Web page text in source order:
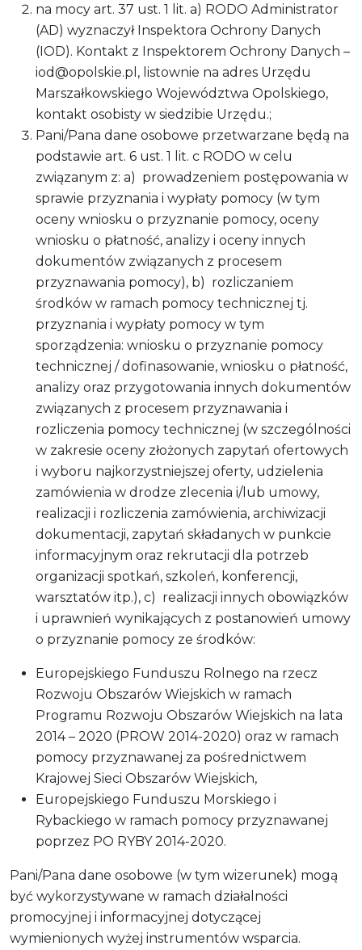
na mocy art. 37 ust. 1 lit. a) RODO Administrator
(AD) wyznaczył Inspektora Ochrony Danych
(IOD). Kontakt z Inspektorem Ochrony Danych –
iod@opolskie.pl, listownie na adres Urzędu
Marszałkowskiego Województwa Opolskiego,
kontakt osobisty w siedzibie Urzędu.;
Pani/Pana dane osobowe przetwarzane będą na
podstawie art. 6 ust. 1 lit. c RODO w celu
związanym z: a) prowadzeniem postępowania w
sprawie przyznania i wypłaty pomocy (w tym
oceny wniosku o przyznanie pomocy, oceny
wniosku o płatność, analizy i oceny innych
dokumentów związanych z procesem
przyznawania pomocy), b) rozliczaniem
środków w ramach pomocy technicznej tj.
przyznania i wypłaty pomocy w tym
sporządzenia: wniosku o przyznanie pomocy
technicznej / dofinasowanie, wniosku o płatność,
analizy oraz przygotowania innych dokumentów
związanych z procesem przyznawania i
rozliczenia pomocy technicznej (w szczególności
w zakresie oceny złożonych zapytań ofertowych
i wyboru najkorzystniejszej oferty, udzielenia
zamówienia w drodze zlecenia i/lub umowy,
realizacji i rozliczenia zamówienia, archiwizacji
dokumentacji, zapytań składanych w punkcie
informacyjnym oraz rekrutacji dla potrzeb
organizacji spotkań, szkoleń, konferencji,
warsztatów itp.), c) realizacji innych obowiązków
i uprawnień wynikających z postanowień umowy
o przyznanie pomocy ze środków:
Europejskiego Funduszu Rolnego na rzecz
Rozwoju Obszarów Wiejskich w ramach
Programu Rozwoju Obszarów Wiejskich na lata
2014 – 2020 (PROW 2014-2020) oraz w ramach
pomocy przyznawanej za pośrednictwem
Krajowej Sieci Obszarów Wiejskich,
Europejskiego Funduszu Morskiego i
Rybackiego w ramach pomocy przyznawanej
poprzez PO RYBY 2014-2020.
Pani/Pana dane osobowe (w tym wizerunek) mogą
być wykorzystywane w ramach działalności
promocyjnej i informacyjnej dotyczącej
wymienionych wyżej instrumentów wsparcia.